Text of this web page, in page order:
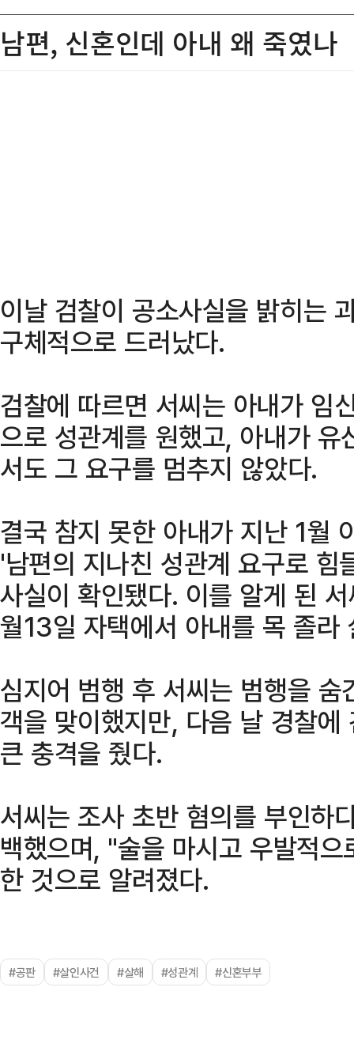
남편, 신혼인데 아내 왜 죽였나
이날 검찰이 공소사실을 밝히는
구체적으로 드러났다.
검찰에 따르면 서씨는 아내가 임
으로 성관계를 원했고, 아내가
서도 그 요구를 멈추지 않았다.
결국 참지 못한 아내가 지난 1월
'남편의 지나친 성관계 요구로 힘
사실이 확인됐다. 이를 알게 된
월13일 자택에서 아내를 목 졸라
심지어 범행 후 서씨는 범행을
객을 맞이했지만, 다음 날 경찰
큰 충격을 줬다.
서씨는 조사 초반 혐의를 부인하
백했으며, "술을 마시고 우발적
한 것으로 알려졌다.
#공판 #살인사건 #살해 #성관계 #신혼부부